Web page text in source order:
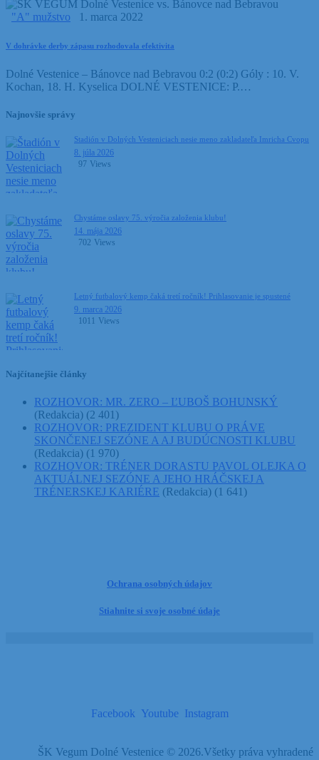
"A" mužstvo 1. marca 2022
V dohrávke derby zápasu rozhodovala efektivita
Dolné Vestenice – Bánovce nad Bebravou 0:2 (0:2) Góly : 10. V.
Kochan, 18. H. Kyselica DOLNÉ VESTENICE: P.…
Najnovšie správy
Štadión v Dolných Vesteniciach nesie meno zakladateľa Imricha Cvopu
8. júla 2026
97 Views
Chystáme oslavy 75. výročia založenia klubu!
14. mája 2026
702 Views
Letný futbalový kemp čaká tretí ročník! Prihlasovanie je spustené
9. marca 2026
1011 Views
Najčítanejšie články
ROZHOVOR: MR. ZERO – ĽUBOŠ BOHUNSKÝ
(Redakcia) (2 401)
ROZHOVOR: PREZIDENT KLUBU O PRÁVE
SKONČENEJ SEZÓNE A AJ BUDÚCNOSTI KLUBU
(Redakcia) (1 970)
ROZHOVOR: TRÉNER DORASTU PAVOL OLEJKA O
AKTUÁLNEJ SEZÓNE A JEHO HRÁČSKEJ A
TRÉNERSKEJ KARIÉRE (Redakcia) (1 641)
Ochrana osobných údajov
Stiahnite si svoje osobné údaje
Facebook Youtube Instagram
ŠK Vegum Dolné Vestenice © 2026.Všetky práva vyhradené